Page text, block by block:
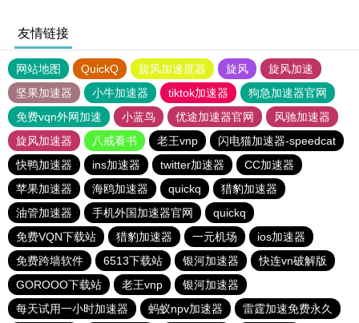
友情链接
网站地图 QuickQ 旋风加速度器 旋风
旋风加速
坚果加速器
小牛加速器 tiktok加速器
狗急加速器官网
免费vqn外网加速
小蓝鸟 优途加速器官网
风驰加速器
旋风加速器
八戒看书 老王vnp
闪电猫加速器-speedcat
快鸭加速器
ins加速器 twitter加速器
CC加速器
苹果加速器
海鸥加速器 quickq
猎豹加速器
油管加速器
手机外国加速器官网
quickq
免费VQN下载站
猎豹加速器 一元机场
ios加速器
免费跨墙软件
6513下载站 银河加速器
快连vn破解版
GOROOO下载站
老王vnp
银河加速器
每天试用一小时加速器
蚂蚁npv加速器 雷霆加速免费永久